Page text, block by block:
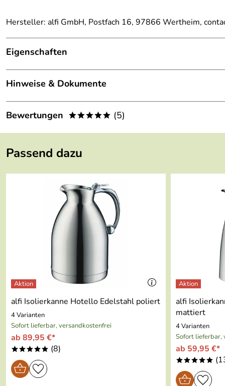
Hersteller: alfi GmbH, Postfach 16, 97866 Wertheim,
Eigenschaften
für Glas und Metall geeignet
Hinweise & Dokumente
Dokumente zum Download:
Alfi Garantieerklärung (56kB)
Bewertungen ***** (5)
5
4
*****
Verifizierte Bewertung
Super, dass es auf Bestellungen einen Mengenrabatt gibt.
Kaufdatum: 23.10.2024
Bewertungsdatum: 06.11.2024
Helmut
*****
Verifizierte Bewertung
Sehr schnelle Lieferung, allesOK
Kaufdatum: 17.01.2024
Bewertungsdatum: 29.01.2024
Achim
*****
Verifizierte Bewertung
Gute Reinigungstabletten .
Passend dazu
alfi Isolierkanne Hotello Edelstahl poliert
4 Varianten
Sofort lieferbar, versandkostenfrei
ab 89,95 €*
***** (8)
alfi
mattiert
4 Varianten
Sofort lieferbar,
ab 59,95 €*
*****